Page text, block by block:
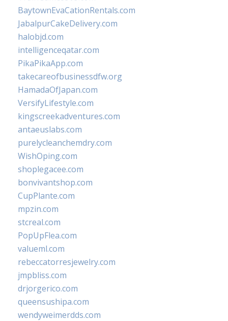
BaytownEvaCationRentals.com
JabalpurCakeDelivery.com
halobjd.com
intelligenceqatar.com
PikaPikaApp.com
takecareofbusinessdfw.org
HamadaOfJapan.com
VersifyLifestyle.com
kingscreekadventures.com
antaeuslabs.com
purelycleanchemdry.com
WishOping.com
shoplegacee.com
bonvivantshop.com
CupPlante.com
mpzin.com
stcreal.com
PopUpFlea.com
valueml.com
rebeccatorresjewelry.com
jmpbliss.com
drjorgerico.com
queensushipa.com
wendyweimerdds.com